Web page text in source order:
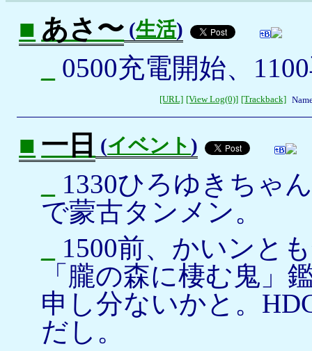
■ あさ〜 (生活)
0500充電開始、
[URL] [View Log(0)] [Trackback]
■ 一日 (イベント )
1330ひろゆきちゃ
で蒙古タンメン。
1500前、かいンと
「朧の森に棲む鬼」
申し分ないかと。
だし。